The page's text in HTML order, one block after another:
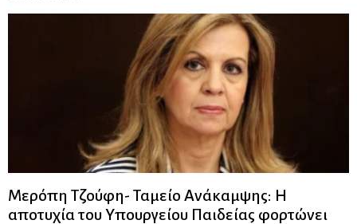
Μερόπη Τζούφη- Ταμείο Ανάκαμψης: Η
αποτυχία του Υπουργείου Παιδείας φορτώνει